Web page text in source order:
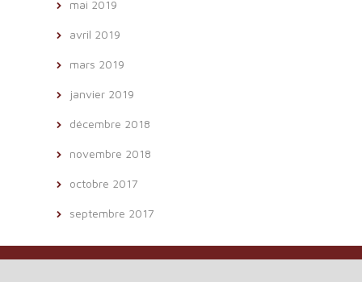
mai 2019
avril 2019
mars 2019
janvier 2019
décembre 2018
novembre 2018
octobre 2017
septembre 2017